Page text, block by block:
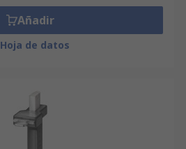
Añadir
Hoja de datos